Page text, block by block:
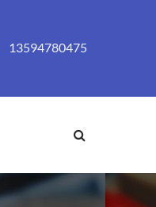
13594780475